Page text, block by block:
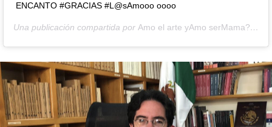
ENCANTO #GRACIAS #L@sAmooo oooo
Una publicación compartida por Amo el arte yAmo serMama????????????????????????